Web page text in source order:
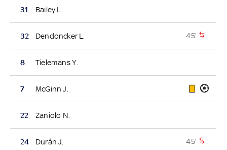
31 Bailey L.
32 Dendoncker L. 45'
8 Tielemans Y.
7 McGinn J.
22 Zaniolo N.
24 Durán J. 45'